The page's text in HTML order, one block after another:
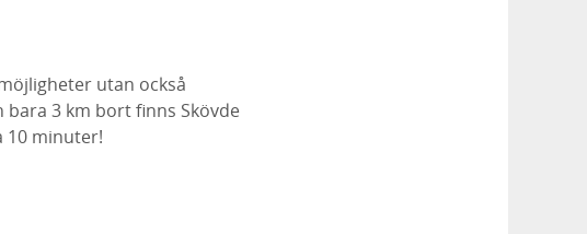
utan också
3 km bort finns Skövde
10 minuter!